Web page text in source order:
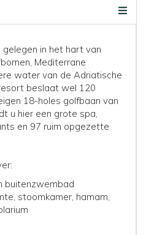
in het hart van
Mediterrane
water van de Adriatische
beslaat wel 120
18-holes golfbaan van
u hier een grote spa,
en 97 ruim opgezette
buitenzwembad
stoomkamer, hamam,